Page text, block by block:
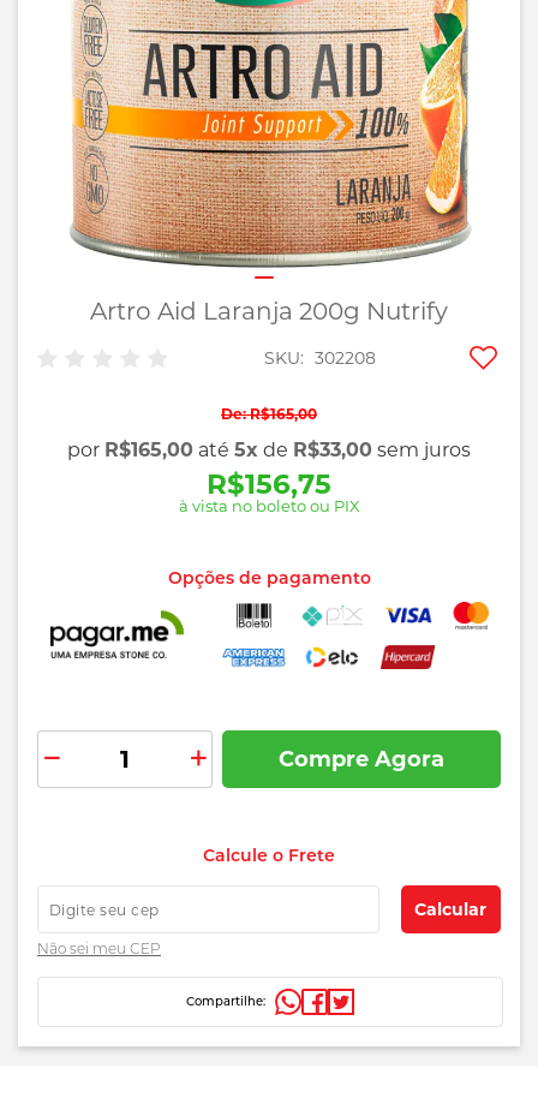
Artro Aid Laranja 200g Nutrify
SKU 302208
R$165,00
por R$165,00 até 5x de R$33,00 sem juros
R$156,75
à vista no boleto ou PIX
Opções de pagamento
Compre Agora
favoritos
Calcule o Fretepreços
Calcular
Não sei meu CEP
Compartilhe:
imagens